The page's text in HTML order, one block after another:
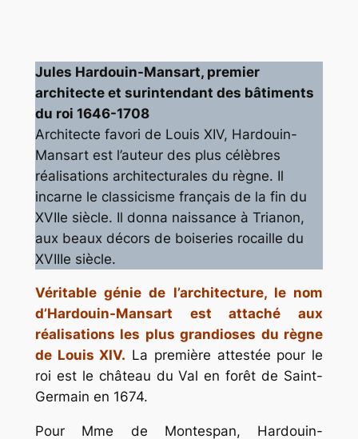
Jules Hardouin-Mansart, premier
architecte et surintendant des bâtiments
du roi 1646-1708
Architecte favori de Louis XIV, Hardouin-
Mansart est l’auteur des plus célèbres
réalisations architecturales du règne. Il
incarne le classicisme français de la fin du
XVIIe siècle. Il donna naissance à Trianon,
aux beaux décors de boiseries rocaille du
XVIIIe siècle.
Véritable génie de l’architecture, le nom
d’Hardouin-Mansart est attaché aux
réalisations les plus grandioses du règne
de Louis XIV. La première attestée pour le
roi est le château du Val en forêt de Saint-
Germain en 1674.
Pour Mme de Montespan, Hardouin-